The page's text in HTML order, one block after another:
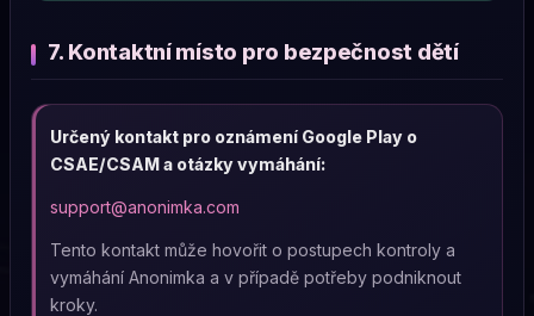
7. Kontaktní místo pro bezpečnost dětí
Určený kontakt pro oznámení Google Play o
CSAE/CSAM a otázky vymáhání:
support@anonimka.com
Tento kontakt může hovořit o postupech kontroly a
vymáhání Anonimka a v případě potřeby podniknout
kroky.